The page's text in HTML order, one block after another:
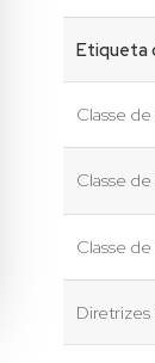
Etiqueta
Classe
Classe
Classe
Diretrizes